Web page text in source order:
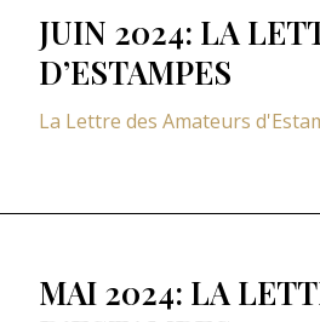
JUIN 2024: LA
D’ESTAMPES
La Lettre des Amateurs
MAI 2024: LA